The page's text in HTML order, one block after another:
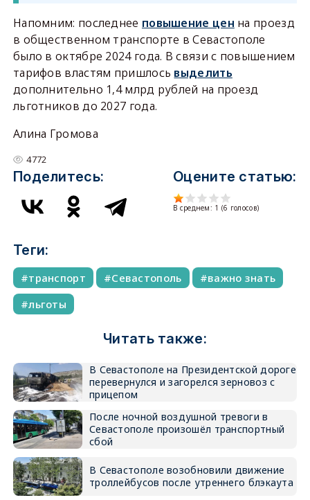
Напомним: последнее повышение цен на проезд
в общественном транспорте в Севастополе
было в октябре 2024 года. В связи с повышением
тарифов властям пришлось выделить
дополнительно 1,4 млрд рублей на проезд
льготников до 2027 года.
Алина Громова
4772
Поделитесь: Оцените статью:
В среднем: 1 (6 голосов)
Теги:
транспорт Севастополь
важно знать
льготы
Читать также:
В Севастополе на Президентской дороге
перевернулся и загорелся зерновоз с
прицепом
После ночной воздушной тревоги в
Севастополе произошёл транспортный
сбой
В Севастополе возобновили движение
троллейбусов после утреннего блэкаута